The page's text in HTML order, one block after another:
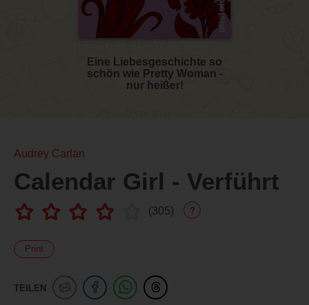
Eine Liebesgeschichte so
schön wie Pretty Woman -
nur heißer!
Audrey Carlan
Calendar Girl - Verführt
(305) ?
Print
TEILEN